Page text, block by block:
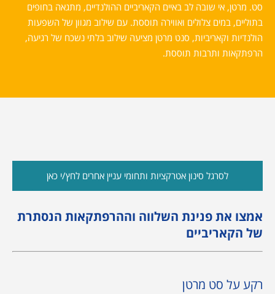
סט. מרטן, אי שובה לב באיים הקאריביים ההולנדיים, מתגאה בחופים
בתוליים, במים צלולים ואווירה תוססת. עם שילוב מגוון של השפעות
הולנדיות וקאריביות, סנט מרטן מציעה שילוב בלתי נשכח של רגיעה,
הרפתקאות ותרבות תוססת.
לסרגל סינון אטרקציות ותחומי עניין אחרים לחץ/י כאן
אמצו את פנינת השלווה וההרפתקאות הנסתרת
של הקאריביים
רקע על סט מרטן